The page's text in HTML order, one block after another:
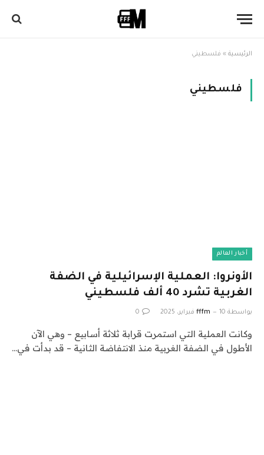
الرئيسية » فلسطيني
فلسطيني
أخبار العالم
الأونروا: العملية الإسرائيلية في الضفة
الغربية تشرد 40 ألف فلسطيني
بواسطة fffm 10 فبراير، 2025 0
وكانت العملية التي استمرت قرابة ثلاثة أسابيع – وهي الآن
الأطول في الضفة الغربية منذ الانتفاضة الثانية – قد بدأت في…